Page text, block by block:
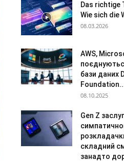
Das richtige
Wie sich die
08.03.2026
AWS,
бази даних
08.10.2025
Gen Z
складний
занадто